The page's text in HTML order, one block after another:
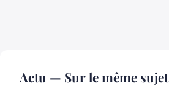
Actu — Sur le même sujet